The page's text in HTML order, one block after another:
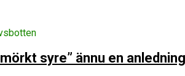
syre” ännu en